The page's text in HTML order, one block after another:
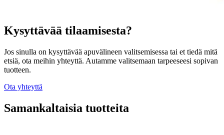
Kysyttävää tilaamisesta?
Jos sinulla on kysyttävää apuvälineen valitsemisessa tai et tiedä mitä
etsiä, ota meihin yhteyttä. Autamme valitsemaan tarpeeseesi sopivan
tuotteen.
Ota yhteyttä
Samankaltaisia tuotteita